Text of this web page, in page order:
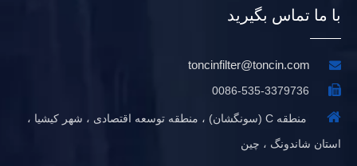
با ما تماس بگیرید

toncinfilter@toncin.com

0086-535-3379736

منطقه C (سونگشان) ، منطقه توسعه اقتصادی ، شهر کیشیا ،
استان شاندونگ ، چین